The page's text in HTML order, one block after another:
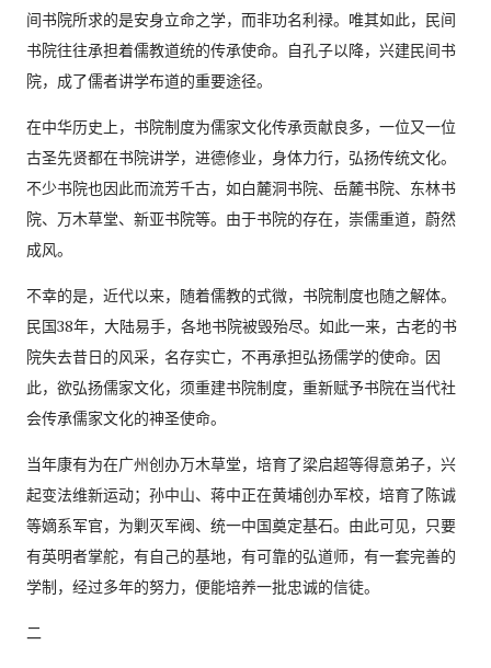
间书院所求的是安身立命之学，而非功名利禄。唯其如此，民间
书院往往承担着儒教道统的传承使命。自孔子以降，兴建民间书
院，成了儒者讲学布道的重要途径。
在中华历史上，书院制度为儒家文化传承贡献良多，一位又一位
古圣先贤都在书院讲学，进德修业，身体力行，弘扬传统文化。
不少书院也因此而流芳千古，如白麓洞书院、岳麓书院、东林书
院、万木草堂、新亚书院等。由于书院的存在，崇儒重道，蔚然
成风。
不幸的是，近代以来，随着儒教的式微，书院制度也随之解体。
民国38年，大陆易手，各地书院被毁殆尽。如此一来，古老的书
院失去昔日的风采，名存实亡，不再承担弘扬儒学的使命。因
此，欲弘扬儒家文化，须重建书院制度，重新赋予书院在当代社
会传承儒家文化的神圣使命。
当年康有为在广州创办万木草堂，培育了梁启超等得意弟子，兴
起变法维新运动；孙中山、蒋中正在黄埔创办军校，培育了陈诚
等嫡系军官，为剿灭军阀、统一中国奠定基石。由此可见，只要
有英明者掌舵，有自己的基地，有可靠的弘道师，有一套完善的
学制，经过多年的努力，便能培养一批忠诚的信徒。
二